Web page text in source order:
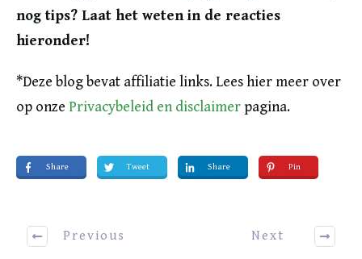
nog tips? Laat het weten in de reacties
hieronder!
*Deze blog bevat affiliatie links. Lees hier meer over
op onze Privacybeleid en disclaimer pagina.
Share Tweet Share Pin
Previous Next